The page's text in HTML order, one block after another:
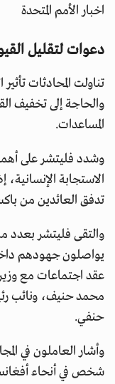
اخبار الأمم المتحدة
دعوات لتقليل
تناولت المحادثات
والحاجة إلى تخفيف
المساعدات.
وشدد فليتشر على
الاستجابة
تدفق العائدين من
والتقى فليتشر بعدد
يواصلون جهودهم
عقد اجتماعات مع
محمد حنيف، ونائب
حنفي.
شخص في أنحاء